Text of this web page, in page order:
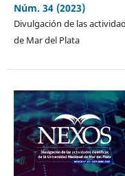
Núm. 34 (2023)
Divulgación de las
de Mar del Plata